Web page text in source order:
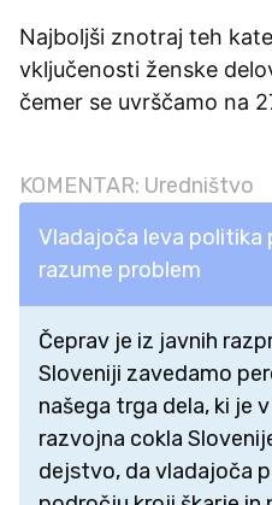
Najboljši znotraj teh
vključenosti ženske
čemer se uvrščamo na
KOMENTAR: Uredništvo
Vladajoča leva politika
razume problem
Čeprav je iz javnih
Sloveniji zavedamo
našega trga dela, ki je
razvojna cokla
dejstvo, da vladajoča